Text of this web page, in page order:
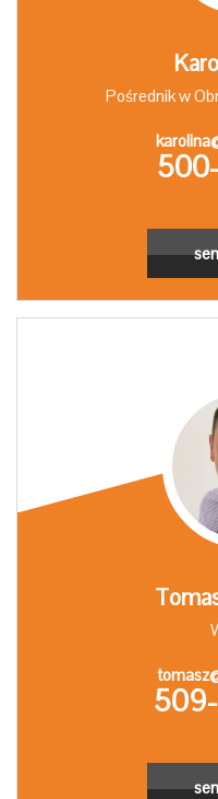
Pośrednik w